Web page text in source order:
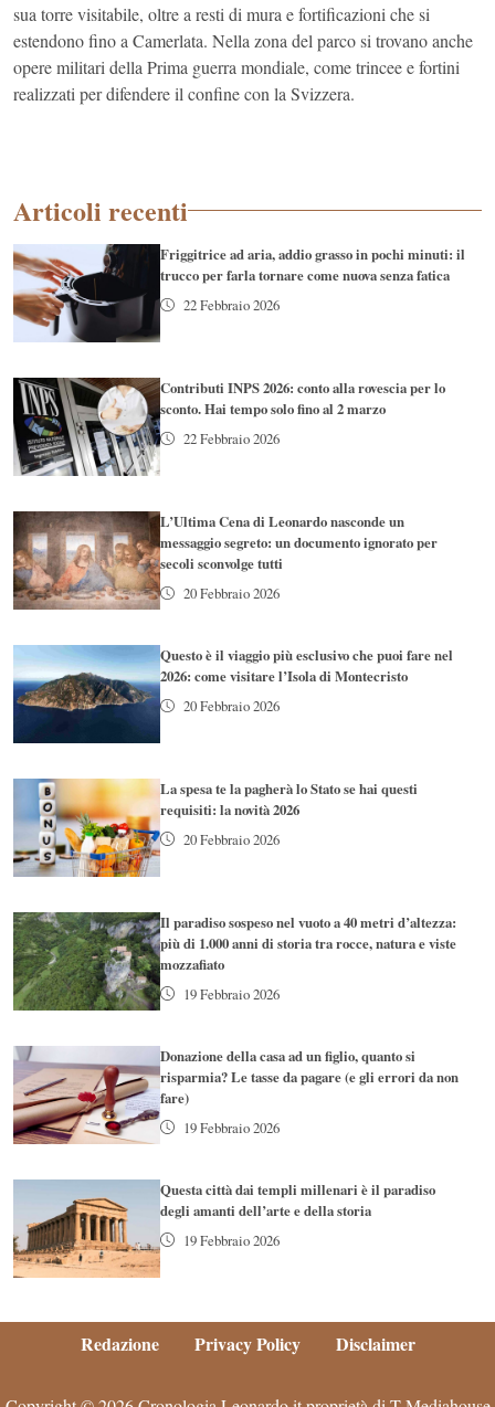
sua torre visitabile, oltre a resti di mura e fortificazioni che si
estendono fino a Camerlata. Nella zona del parco si trovano anche
opere militari della Prima guerra mondiale, come trincee e fortini
realizzati per difendere il confine con la Svizzera.
Articoli recenti
Friggitrice ad aria, addio grasso in pochi minuti: il
trucco per farla tornare come nuova senza fatica
22 Febbraio 2026
Contributi INPS 2026: conto alla rovescia per lo
sconto. Hai tempo solo fino al 2 marzo
22 Febbraio 2026
L’Ultima Cena di Leonardo nasconde un
messaggio segreto: un documento ignorato per
secoli sconvolge tutti
20 Febbraio 2026
Questo è il viaggio più esclusivo che puoi fare nel
2026: come visitare l’Isola di Montecristo
20 Febbraio 2026
La spesa te la pagherà lo Stato se hai questi
requisiti: la novità 2026
20 Febbraio 2026
Il paradiso sospeso nel vuoto a 40 metri d’altezza:
più di 1.000 anni di storia tra rocce, natura e viste
mozzafiato
19 Febbraio 2026
Donazione della casa ad un figlio, quanto si
risparmia? Le tasse da pagare (e gli errori da non
fare)
19 Febbraio 2026
Questa città dai templi millenari è il paradiso
degli amanti dell’arte e della storia
19 Febbraio 2026
Redazione Privacy Policy Disclaimer